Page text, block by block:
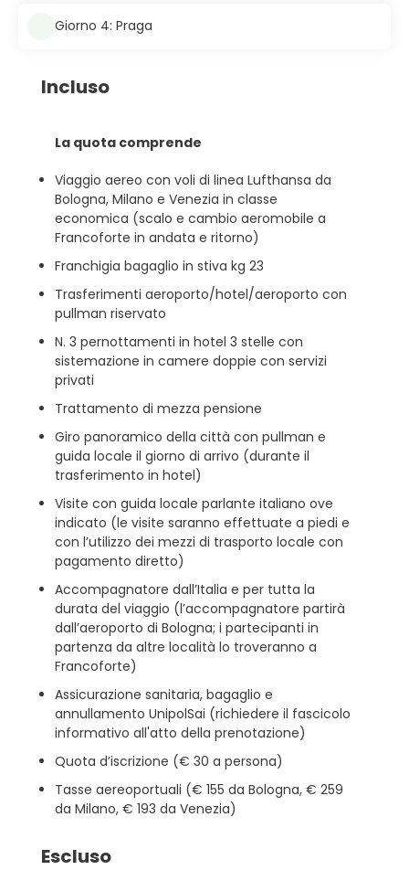
Giorno 4: Praga
Incluso
La quota comprende
Viaggio aereo con voli di linea Lufthansa da
Bologna, Milano e Venezia in classe
economica (scalo e cambio aeromobile a
Francoforte in andata e ritorno)
Franchigia bagaglio in stiva kg 23
Trasferimenti aeroporto/hotel/aeroporto con
pullman riservato
N. 3 pernottamenti in hotel 3 stelle con
sistemazione in camere doppie con servizi
privati
Trattamento di mezza pensione
Giro panoramico della città con pullman e
guida locale il giorno di arrivo (durante il
trasferimento in hotel)
Visite con guida locale parlante italiano ove
indicato (le visite saranno effettuate a piedi e
con l’utilizzo dei mezzi di trasporto locale con
pagamento diretto)
Accompagnatore dall’Italia e per tutta la
durata del viaggio (l’accompagnatore partirà
dall’aeroporto di Bologna; i partecipanti in
partenza da altre località lo troveranno a
Francoforte)
Assicurazione sanitaria, bagaglio e
annullamento UnipolSai (richiedere il fascicolo
informativo all'atto della prenotazione)
Quota d’iscrizione (€ 30 a persona)
Tasse aereoportuali (€ 155 da Bologna, € 259
da Milano, € 193 da Venezia)
Escluso